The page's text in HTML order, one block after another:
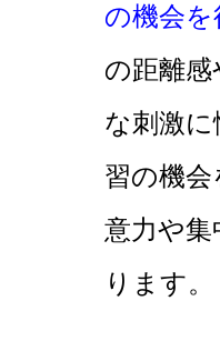
の機会
の距離
な刺激
習の機
意力や
ります。